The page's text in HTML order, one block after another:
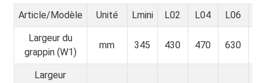
Article/Modèle Unité Lmini L02 L04 L06
Largeur du
grappin (W1)
mm 345 430 470 630
Largeur